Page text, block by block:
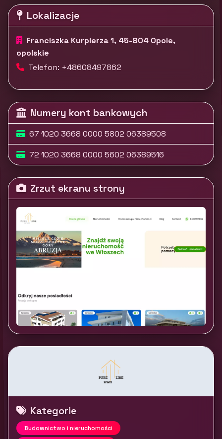
Lokalizacje
Franciszka Kurpierza 1, 45-804 Opole,
opolskie
Telefon: +48608497862
Numery kont bankowych
67 1020 3668 0000 5802 06389508
72 1020 3668 0000 5602 06389516
Zrzut ekranu strony
Kategorie
Budownictwo i nieruchomości